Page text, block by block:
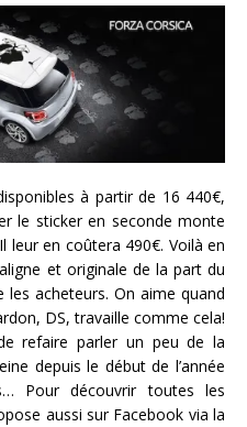
à partir de 16 440€,
le sticker en seconde monte
leur en coûtera 490€. Voilà en
et originale de la part du
acheteurs. On aime quand
DS, travaille comme cela!
refaire parler un peu de la
depuis le début de l’année
Pour découvrir toutes les
aussi sur Facebook via la